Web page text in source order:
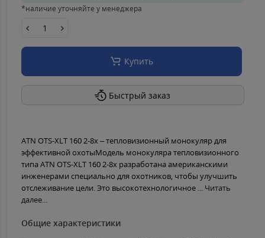
*наличие уточняйте у менеджера
Купить
Быстрый заказ
ATN OTS-XLT 160 2-8x – тепловизионный монокуляр для
эффективной охотыМодель монокуляра тепловизионного
типа ATN OTS-XLT 160 2-8x разработана американскими
инженерами специально для охотников, чтобы улучшить
отслеживание цели. Это высокотехнологичное ... Читать
далее...
Общие характеристики